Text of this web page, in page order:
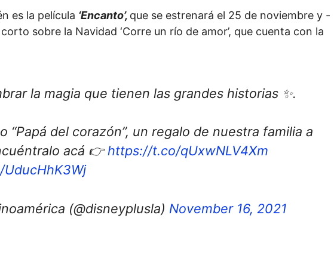
es la película ‘Encanto’, que se estrenará el 25 de noviembre y -
sobre la Navidad ‘Corre un río de amor’, que cuenta con la
la magia que tienen las grandes historias ✨.
“Papá del corazón”, un regalo de nuestra familia a
acá 👉https://t.co/qUxwNLV4Xm
(@disneyplusla) November 16, 2021